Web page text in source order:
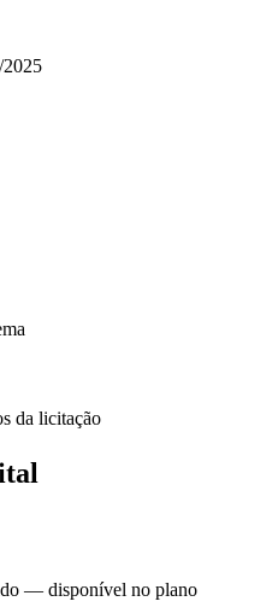
da licitação
— disponível no plano